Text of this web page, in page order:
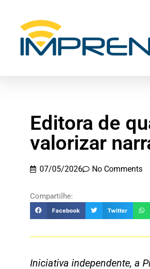
Editora de
valorizar
07/05/2026 No Comments
Compartilhe:
Facebook Twitter
Iniciativa independente, a